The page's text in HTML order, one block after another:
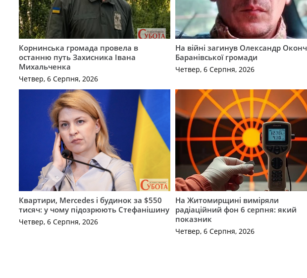
Корнинська громада провела в
останню путь Захисника Івана
Михальченка
Четвер, 6 Серпня, 2026
На війні загинув Олександр
Баранівської громади
Четвер, 6 Серпня, 2026
Квартири, Mercedes і будинок за $550
тисяч: у чому підозрюють Стефанішину
Четвер, 6 Серпня, 2026
На Житомирщині виміряли
радіаційний фон 6 серпня: який
показник
Четвер, 6 Серпня, 2026